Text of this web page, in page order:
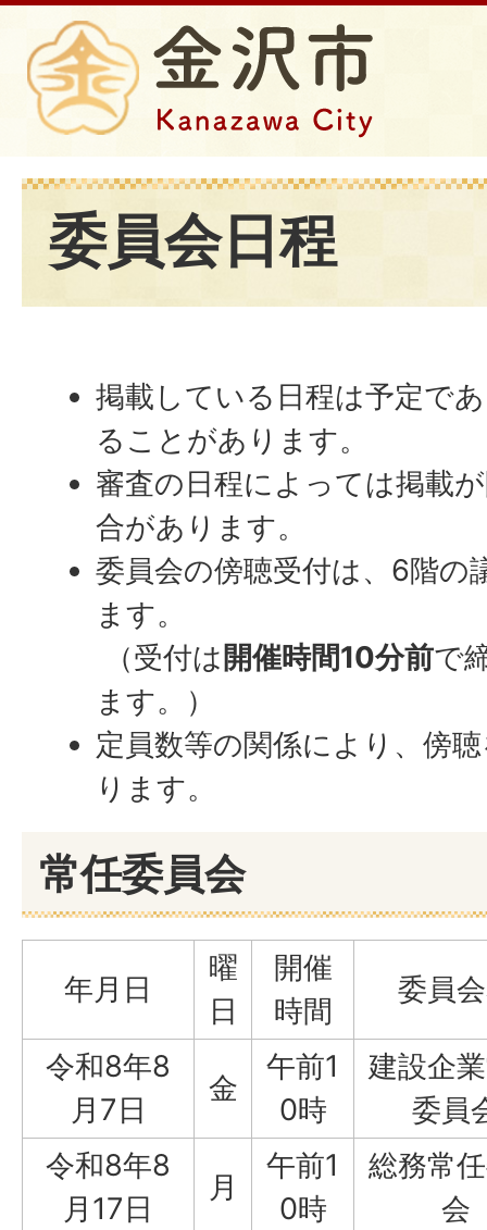
委員会日程
掲載している日程は予定で
ることがあります。
審査の日程によっては掲載
合があります。
委員会の傍聴受付は、6階の
ます。
（受付は 開催時間10分前で
ます。）
定員数等の関係により、傍
ります。
常任委員会
年月日
曜
日
開催
時間
委員
令和8年8
月7日
金
午前1
0時
建設企
委員
令和8年8
月17日
月
午前1
0時
総務常
会